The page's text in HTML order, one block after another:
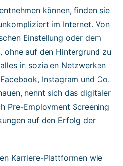
können, finden sie
im Internet. Von
Einstellung oder dem
ohne auf den Hintergrund zu
in sozialen Netzwerken
Instagram und Co.
nennt sich das digitaler
Pre-Employment Screening
auf den Erfolg der
Karriere-Plattformen wie